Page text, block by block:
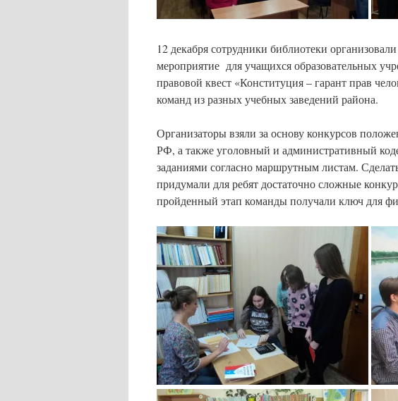
12 декабря сотрудники библиотеки
мероприятие для учащихся образовательных
правовой квест «Конституция – гарант прав
команд из разных учебных заведений района.
Организаторы взяли за основу конкурсов
РФ, а также уголовный и административный
заданиями согласно маршрутным листам.
придумали для ребят достаточно сложные
пройденный этап команды получали ключ для